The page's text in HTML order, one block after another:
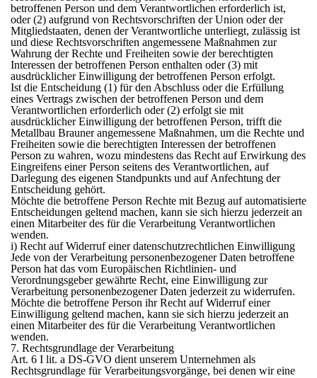
betroffenen Person und dem Verantwortlichen erforderlich ist,
oder (2) aufgrund von Rechtsvorschriften der Union oder der
Mitgliedstaaten, denen der Verantwortliche unterliegt, zulässig ist
und diese Rechtsvorschriften angemessene Maßnahmen zur
Wahrung der Rechte und Freiheiten sowie der berechtigten
Interessen der betroffenen Person enthalten oder (3) mit
ausdrücklicher Einwilligung der betroffenen Person erfolgt.
Ist die Entscheidung (1) für den Abschluss oder die Erfüllung
eines Vertrags zwischen der betroffenen Person und dem
Verantwortlichen erforderlich oder (2) erfolgt sie mit
ausdrücklicher Einwilligung der betroffenen Person, trifft die
Metallbau Brauner angemessene Maßnahmen, um die Rechte und
Freiheiten sowie die berechtigten Interessen der betroffenen
Person zu wahren, wozu mindestens das Recht auf Erwirkung des
Eingreifens einer Person seitens des Verantwortlichen, auf
Darlegung des eigenen Standpunkts und auf Anfechtung der
Entscheidung gehört.
Möchte die betroffene Person Rechte mit Bezug auf automatisierte
Entscheidungen geltend machen, kann sie sich hierzu jederzeit an
einen Mitarbeiter des für die Verarbeitung Verantwortlichen
wenden.
i) Recht auf Widerruf einer datenschutzrechtlichen Einwilligung
Jede von der Verarbeitung personenbezogener Daten betroffene
Person hat das vom Europäischen Richtlinien- und
Verordnungsgeber gewährte Recht, eine Einwilligung zur
Verarbeitung personenbezogener Daten jederzeit zu widerrufen.
Möchte die betroffene Person ihr Recht auf Widerruf einer
Einwilligung geltend machen, kann sie sich hierzu jederzeit an
einen Mitarbeiter des für die Verarbeitung Verantwortlichen
wenden.
7. Rechtsgrundlage der Verarbeitung
Art. 6 I lit. a DS-GVO dient unserem Unternehmen als
Rechtsgrundlage für Verarbeitungsvorgänge, bei denen wir eine